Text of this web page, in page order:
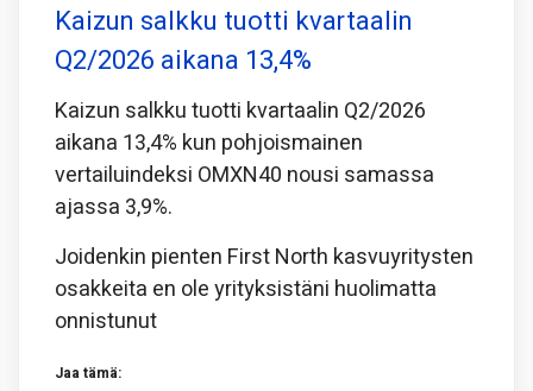
Kaizun salkku tuotti kvartaalin
Q2/2026 aikana 13,4%
Kaizun salkku tuotti kvartaalin Q2/2026
aikana 13,4% kun pohjoismainen
vertailuindeksi OMXN40 nousi samassa
ajassa 3,9%.
Joidenkin pienten First North kasvuyritysten
osakkeita en ole yrityksistäni huolimatta
onnistunut
Jaa tämä: